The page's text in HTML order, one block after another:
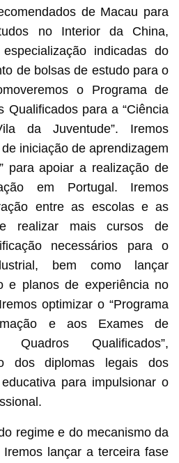
de Macau para
no Interior da China,
indicadas do
de bolsas de estudo para o
o Programa de
Qualificados para a “Ciência
da Juventude”. Iremos
iniciação de aprendizagem
para apoiar a realização de
em Portugal. Iremos
entre as escolas e as
realizar mais cursos de
necessários para o
bem como lançar
e planos de experiência no
optimizar o “Programa
e aos Exames de
Quadros Qualificados”,
dos diplomas legais dos
para impulsionar o
regime e do mecanismo da
lançar a terceira fase